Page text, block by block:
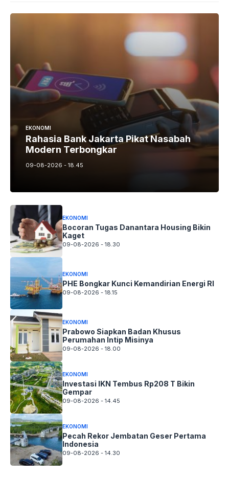
EKONOMI
Rahasia Bank Jakarta Pikat Nasabah
Modern Terbongkar
09-08-2026 - 18.45
EKONOMI
Bocoran Tugas Danantara Housing Bikin
Kaget
09-08-2026 - 18.30
EKONOMI
PHE Bongkar Kunci Kemandirian Energi RI
09-08-2026 - 18.15
EKONOMI
Prabowo Siapkan Badan Khusus
Perumahan Intip Misinya
09-08-2026 - 18.00
EKONOMI
Investasi IKN Tembus Rp208 T Bikin
Gempar
09-08-2026 - 14.45
EKONOMI
Pecah Rekor Jembatan Geser Pertama
Indonesia
09-08-2026 - 14.30